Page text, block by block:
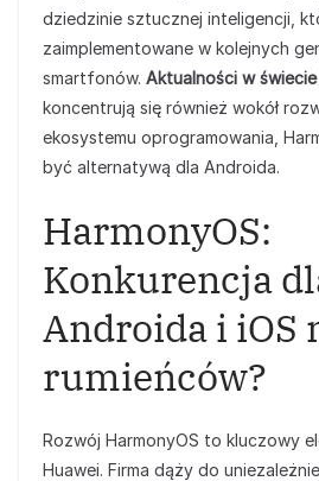
dziedzinie sztucznej inteligencji,
zaimplementowane w kolejnych
smartfonów. Aktualności w
koncentrują się również wokół
ekosystemu oprogramowania,
być alternatywą dla Androida.
HarmonyOS:
Konkurencja
Androida i iOS
rumieńców?
Rozwój HarmonyOS to kluczowy
Huawei. Firma dąży do